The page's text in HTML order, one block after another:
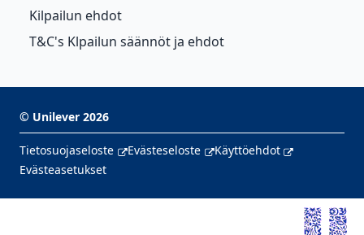
Kilpailun ehdot
T&C's Klpailun säännöt ja ehdot
© Unilever 2026
Tietosuojaseloste Evästeseloste
Käyttöehdot
Evästeasetukset